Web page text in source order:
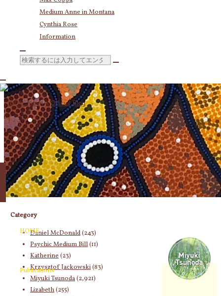
Medium Anne in Montana
Cynthia Rose
Information
検
対
象:
HOME
Publications
Category
Daniel McDonald(243)
Psychic Medium Bill(11)
Katherine(23)
Krzysztof Jackowski(83)
Miyuki Tsunoda(2,921)
Lizabeth(255)